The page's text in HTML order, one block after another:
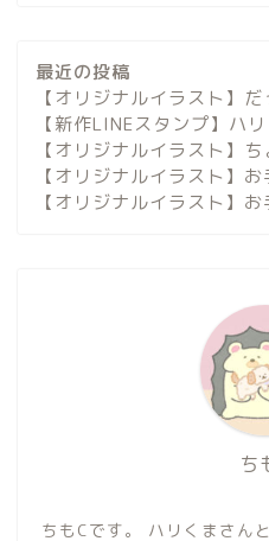
最近の投稿
【オリジナルイラスト】だ
【新作LINEスタンプ】ハ
【オリジナルイラスト】
【オリジナルイラスト】
【オリジナルイラスト】
ち
ちもCです。 ハリくまさん